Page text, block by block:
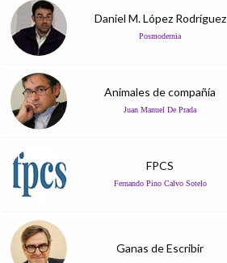
Daniel M. López Rodríguez
Posmodernia
Animales de compañía
Juan Manuel De Prada
FPCS
Fernando Pino Calvo Sotelo
Ganas de Escribir